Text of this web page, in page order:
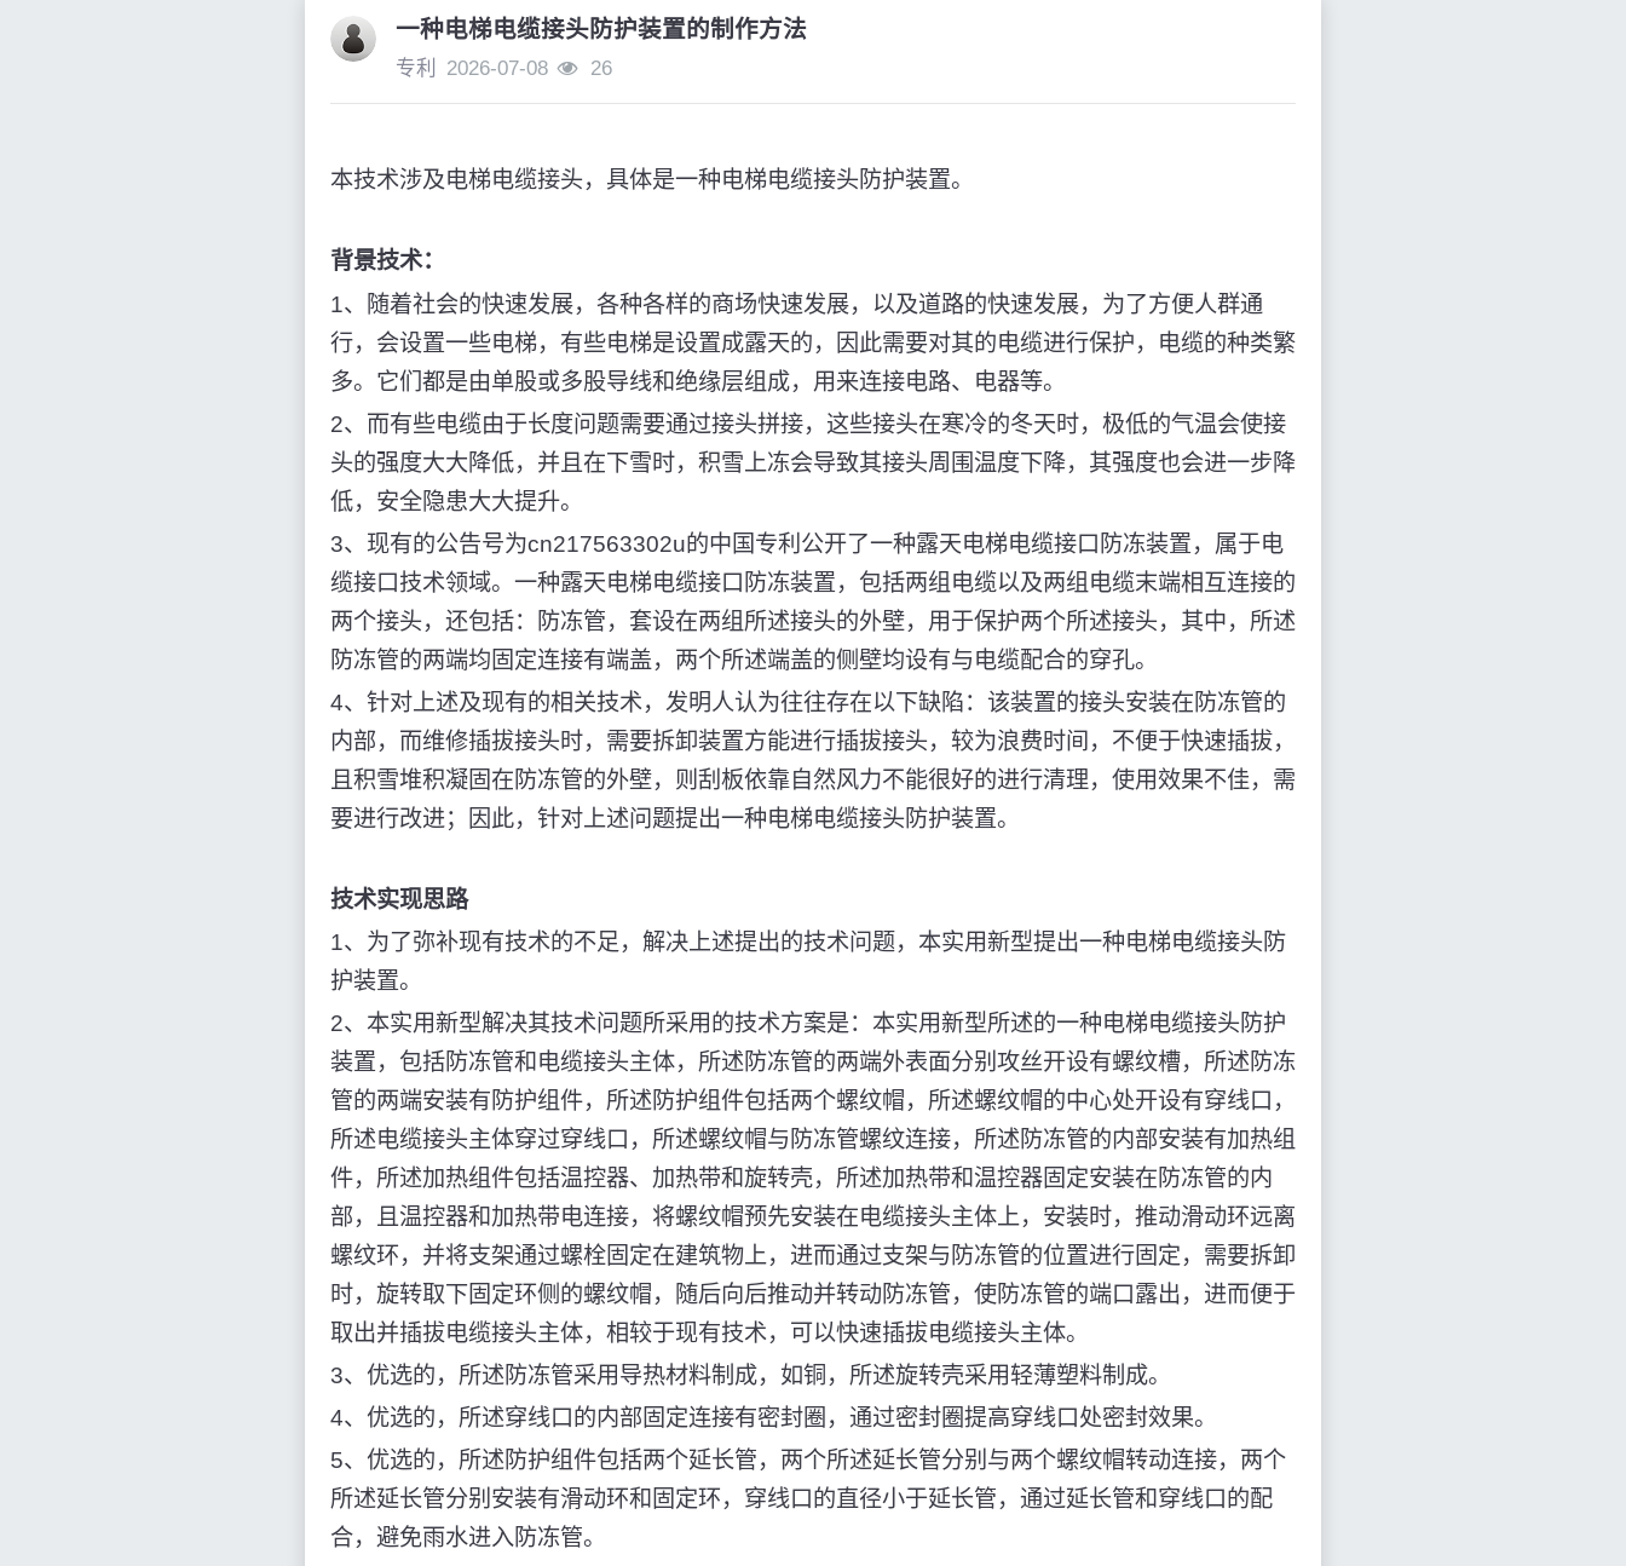
一种电梯电缆接头防护装置的制作方法
专利 2026-07-08 26
本技术涉及电梯电缆接头，具体是一种电梯电缆接头防护装置。
背景技术：
1、随着社会的快速发展，各种各样的商场快速发展，以及道路的快速发展，为了方便人群通
行，会设置一些电梯，有些电梯是设置成露天的，因此需要对其的电缆进行保护，电缆的种类繁
多。它们都是由单股或多股导线和绝缘层组成，用来连接电路、电器等。
2、而有些电缆由于长度问题需要通过接头拼接，这些接头在寒冷的冬天时，极低的气温会使接
头的强度大大降低，并且在下雪时，积雪上冻会导致其接头周围温度下降，其强度也会进一步降
低，安全隐患大大提升。
3、现有的公告号为cn217563302u的中国专利公开了一种露天电梯电缆接口防冻装置，属于电
缆接口技术领域。一种露天电梯电缆接口防冻装置，包括两组电缆以及两组电缆末端相互连接的
两个接头，还包括：防冻管，套设在两组所述接头的外壁，用于保护两个所述接头，其中，所述
防冻管的两端均固定连接有端盖，两个所述端盖的侧壁均设有与电缆配合的穿孔。
4、针对上述及现有的相关技术，发明人认为往往存在以下缺陷：该装置的接头安装在防冻管的
内部，而维修插拔接头时，需要拆卸装置方能进行插拔接头，较为浪费时间，不便于快速插拔，
且积雪堆积凝固在防冻管的外壁，则刮板依靠自然风力不能很好的进行清理，使用效果不佳，需
要进行改进；因此，针对上述问题提出一种电梯电缆接头防护装置。
技术实现思路
1、为了弥补现有技术的不足，解决上述提出的技术问题，本实用新型提出一种电梯电缆接头防
护装置。
2、本实用新型解决其技术问题所采用的技术方案是：本实用新型所述的一种电梯电缆接头防护
装置，包括防冻管和电缆接头主体，所述防冻管的两端外表面分别攻丝开设有螺纹槽，所述防冻
管的两端安装有防护组件，所述防护组件包括两个螺纹帽，所述螺纹帽的中心处开设有穿线口，
所述电缆接头主体穿过穿线口，所述螺纹帽与防冻管螺纹连接，所述防冻管的内部安装有加热组
件，所述加热组件包括温控器、加热带和旋转壳，所述加热带和温控器固定安装在防冻管的内
部，且温控器和加热带电连接，将螺纹帽预先安装在电缆接头主体上，安装时，推动滑动环远离
螺纹环，并将支架通过螺栓固定在建筑物上，进而通过支架与防冻管的位置进行固定，需要拆卸
时，旋转取下固定环侧的螺纹帽，随后向后推动并转动防冻管，使防冻管的端口露出，进而便于
取出并插拔电缆接头主体，相较于现有技术，可以快速插拔电缆接头主体。
3、优选的，所述防冻管采用导热材料制成，如铜，所述旋转壳采用轻薄塑料制成。
4、优选的，所述穿线口的内部固定连接有密封圈，通过密封圈提高穿线口处密封效果。
5、优选的，所述防护组件包括两个延长管，两个所述延长管分别与两个螺纹帽转动连接，两个
所述延长管分别安装有滑动环和固定环，穿线口的直径小于延长管，通过延长管和穿线口的配
合，避免雨水进入防冻管。